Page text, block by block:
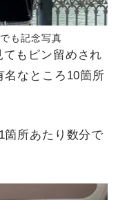
も記念写真
もピン留めされ
名なところ10箇所
箇所あたり数分で